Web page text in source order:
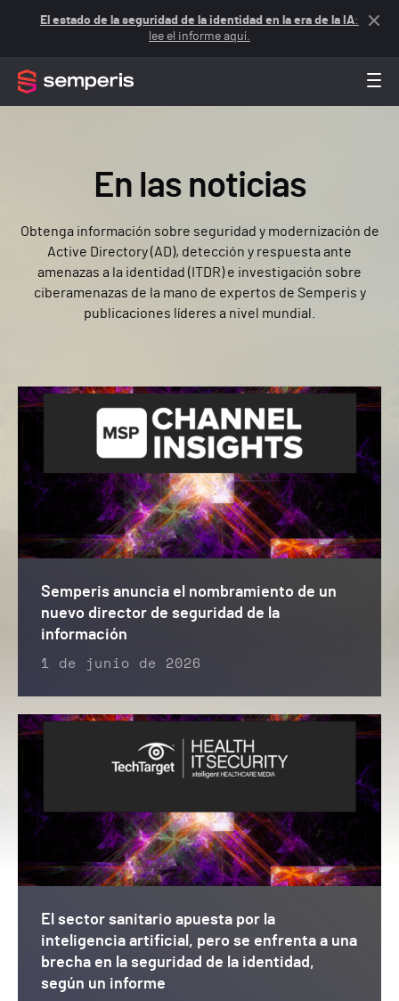
El estado de la seguridad de la identidad en la era de la IA:
lee el informe aquí.
En las noticias
Obtenga información sobre seguridad y modernización de
Active Directory (AD), detección y respuesta ante
amenazas a la identidad (ITDR) e investigación sobre
ciberamenazas de la mano de expertos de Semperis y
publicaciones líderes a nivel mundial.
Semperis anuncia el nombramiento de un
nuevo director de seguridad de la
información
1 de junio de 2026
El sector sanitario apuesta por la
inteligencia artificial, pero se enfrenta a una
brecha en la seguridad de la identidad,
según un informe